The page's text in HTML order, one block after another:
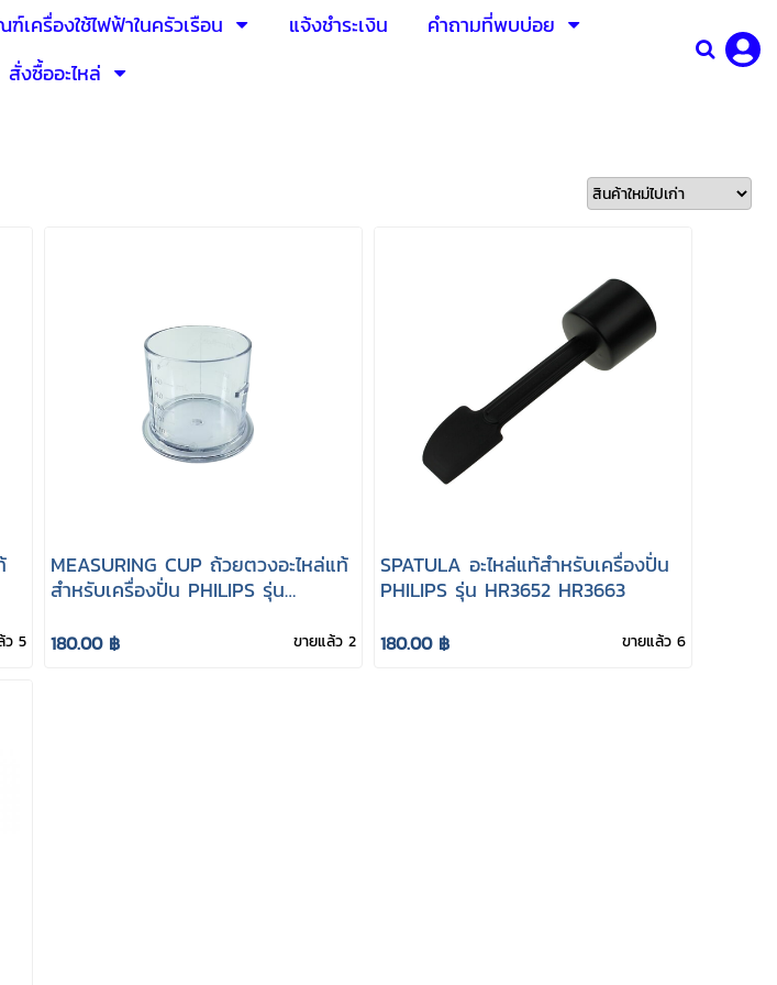
เครื่องใช้ไฟฟ้าในครัวเรือน แจ้งชำระเงิน
คำถามที่พบบ่อย
สั่งซื้ออะไหล่
ว 5
MEASURING CUP ถ้วยตวงอะไหล่แท้
สำหรับเครื่องปั่น PHILIPS รุ่น
180.00 ฿ ขายแล้ว 2
SPATULA อะไหล่แท้สำหรับเครื่องปั่น
PHILIPS รุ่น HR3652 HR3663
180.00 ฿ ขายแล้ว 6